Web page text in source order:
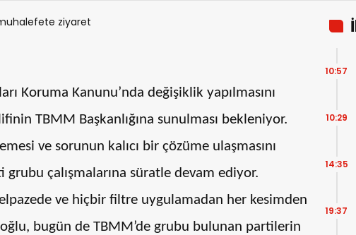
Koruma Kanunu’nda değişiklik yapılmasını
TBMM Başkanlığına sunulması bekleniyor.
ve sorunun kalıcı bir çözüme ulaşmasını
grubu çalışmalarına süratle devam ediyor.
ve hiçbir filtre uygulamadan her kesimden
bugün de TBMM’de grubu bulunan partilerin
10:57
10:29
14:35
19:37